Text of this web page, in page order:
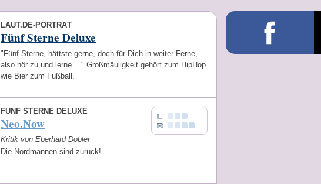
LAUT.DE-PORTRÄT
Fünf Sterne Deluxe
"Fünf Sterne, hättste gerne, doch für Dich in weiter Ferne,
also hör zu und lerne ..." Großmäuligkeit gehört zum HipHop
wie Bier zum Fußball.
FÜNF STERNE DELUXE
Neo.Now
Kritik von Eberhard Dobler
Die Nordmannen sind zurück!